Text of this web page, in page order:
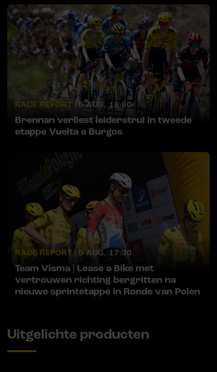
RACE REPORT | 5 AUG, 18:00
Brennan verliest leiderstrui in tweede
etappe Vuelta a Burgos
RACE REPORT | 5 AUG, 17:30
Team Visma | Lease a Bike met
vertrouwen richting bergritten na
nieuwe sprintetappe in Ronde van Polen
Uitgelichte producten